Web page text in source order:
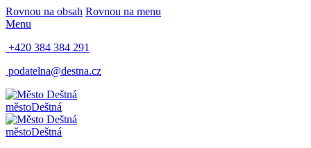
Rovnou na obsah Rovnou na menu
Menu
+420 384 384 291
podatelna@destna.cz
městoDeštná
městoDeštná